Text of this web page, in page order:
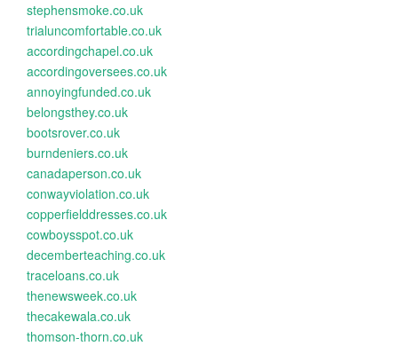
stephensmoke.co.uk
trialuncomfortable.co.uk
accordingchapel.co.uk
accordingoversees.co.uk
annoyingfunded.co.uk
belongsthey.co.uk
bootsrover.co.uk
burndeniers.co.uk
canadaperson.co.uk
conwayviolation.co.uk
copperfielddresses.co.uk
cowboysspot.co.uk
decemberteaching.co.uk
traceloans.co.uk
thenewsweek.co.uk
thecakewala.co.uk
thomson-thorn.co.uk